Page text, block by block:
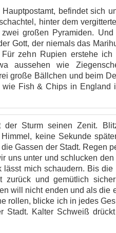
befindet sich
hinter dem
großen Pyramiden.
Gott, der niemals das
zehn Rupien erstehe
aussehen wie
große Bällchen und beim
Fish & Chips in England
der Sturm seinen Zenit.
keine Sekunde
Gassen der Stadt. Regen
uns unter und schlucken
lässt mich schaudern. Bis die
und gemütlich
will nicht enden und als die
rollen, blicke ich in jedes
Stadt. Kalter Schweiß